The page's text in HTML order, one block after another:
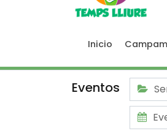
Inicio
Eventos